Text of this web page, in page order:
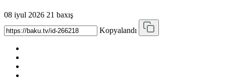
08 iyul 2026 21 baxış
Kopyalandı